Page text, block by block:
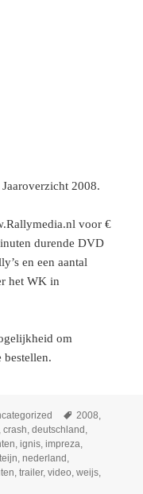
2008.
voor €
durende DVD
en een aantal
het WK in
om
bestellen.
Tags
2008,
,crash,deutschland ,
,ignis,impreza,
,nederland ,
,trailer,video,weijs,